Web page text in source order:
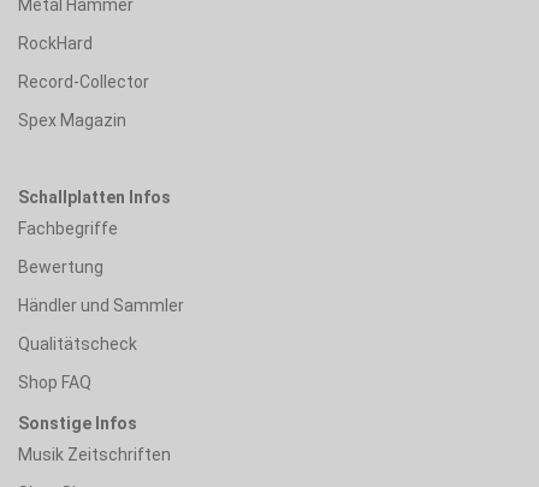
Metal Hammer
RockHard
Record-Collector
Spex Magazin
Schallplatten Infos
Fachbegriffe
Bewertung
Händler und Sammler
Qualitätscheck
Shop FAQ
Sonstige Infos
Musik Zeitschriften